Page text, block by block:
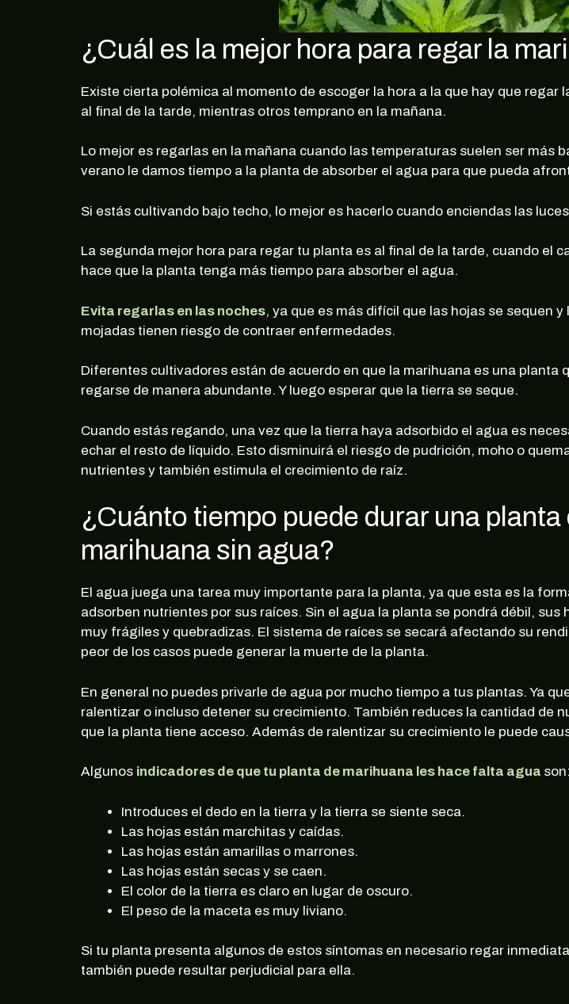
¿Cuál es la mejor hora para regar la
Existe cierta polémica al momento de escoger la hora a la que hay que
al final de la tarde, mientras otros temprano en la mañana.
Lo mejor es regarlas en la mañana cuando las temperaturas suelen ser más
verano le damos tiempo a la planta de absorber el agua para que pueda
Si estás cultivando bajo techo, lo mejor es hacerlo cuando enciendas las
La segunda mejor hora para regar tu planta es al final de la tarde, cuando el
hace que la planta tenga más tiempo para absorber el agua.
Evita regarlas en las noches, ya que es más difícil que las hojas se sequen y
mojadas tienen riesgo de contraer enfermedades.
Diferentes cultivadores están de acuerdo en que la marihuana es una planta
regarse de manera abundante. Y luego esperar que la tierra se seque.
Cuando estás regando, una vez que la tierra haya adsorbido el agua es
echar el resto de líquido. Esto disminuirá el riesgo de pudrición, moho o
nutrientes y también estimula el crecimiento de raíz.
¿Cuánto tiempo puede durar una planta
marihuana sin agua?
El agua juega una tarea muy importante para la planta, ya que esta es la
adsorben nutrientes por sus raíces. Sin el agua la planta se pondrá débil, sus
muy frágiles y quebradizas. El sistema de raíces se secará afectando su
peor de los casos puede generar la muerte de la planta.
En general no puedes privarle de agua por mucho tiempo a tus plantas. Ya
ralentizar o incluso detener su crecimiento. También reduces la cantidad de
que la planta tiene acceso. Además de ralentizar su crecimiento le puede
Algunos indicadores de que tu planta de marihuana les hace falta agua son:
Introduces el dedo en la tierra y la tierra se siente seca.
Las hojas están marchitas y caídas.
Las hojas están amarillas o marrones.
Las hojas están secas y se caen.
El color de la tierra es claro en lugar de oscuro.
El peso de la maceta es muy liviano.
Si tu planta presenta algunos de estos síntomas en necesario regar
también puede resultar perjudicial para ella.